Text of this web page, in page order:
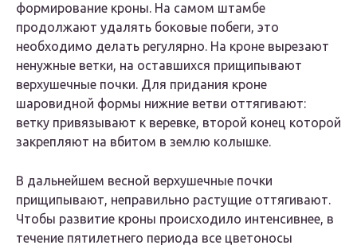
формирование кроны. На самом штамбе
продолжают удалять боковые побеги, это
необходимо делать регулярно. На кроне вырезают
ненужные ветки, на оставшихся прищипывают
верхушечные почки. Для придания кроне
шаровидной формы нижние ветви оттягивают:
ветку привязывают к веревке, второй конец которой
закрепляют на вбитом в землю колышке.
В дальнейшем весной верхушечные почки
прищипывают, неправильно растущие оттягивают.
Чтобы развитие кроны происходило интенсивнее, в
течение пятилетнего периода все цветоносы